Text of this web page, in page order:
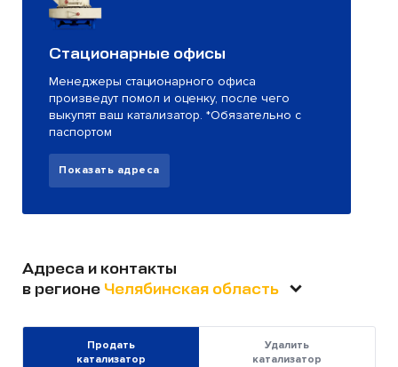
Стационарные офисы
Менеджеры стационарного офиса
произведут помол и оценку, после чего
выкупят ваш катализатор. *Обязательно с
паспортом
Показать адреса
Адреса и контакты
в регионе Челябинская область
Продать
катализатор
Удалить
катализатор